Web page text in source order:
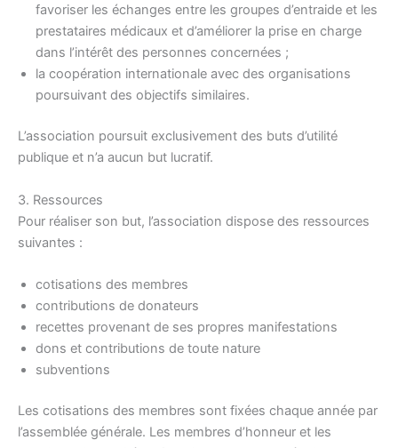
favoriser les échanges entre les groupes d’entraide et les
prestataires médicaux et d’améliorer la prise en charge
dans l’intérêt des personnes concernées ;
la coopération internationale avec des organisations
poursuivant des objectifs similaires.
L’association poursuit exclusivement des buts d’utilité
publique et n’a aucun but lucratif.
3. Ressources
Pour réaliser son but, l’association dispose des ressources
suivantes :
cotisations des membres
contributions de donateurs
recettes provenant de ses propres manifestations
dons et contributions de toute nature
subventions
Les cotisations des membres sont fixées chaque année par
l’assemblée générale. Les membres d’honneur et les